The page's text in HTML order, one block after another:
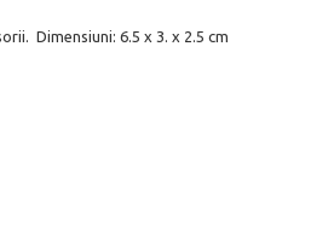
Dimensiuni: 6.5 x 3. x 2.5 cm